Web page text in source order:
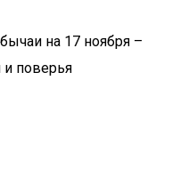
на 17 ноября –
и поверья